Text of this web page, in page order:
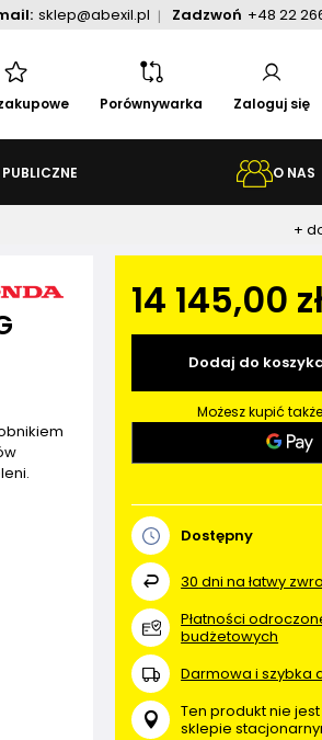
sklep@abexil.pl Zadzwoń +48 22
Porównywarka Zaloguj się
O NAS
+
14 145,00
Dodaj do
Możesz kupić
Dostępny
30 dni na łatwy
Płatności
budżetowych
Darmowa i szybka
Ten produkt nie
sklepie